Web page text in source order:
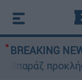
BREAKING
προκλήσεων